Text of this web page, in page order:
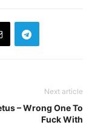
Next article
– Wrong One To
Fuck With